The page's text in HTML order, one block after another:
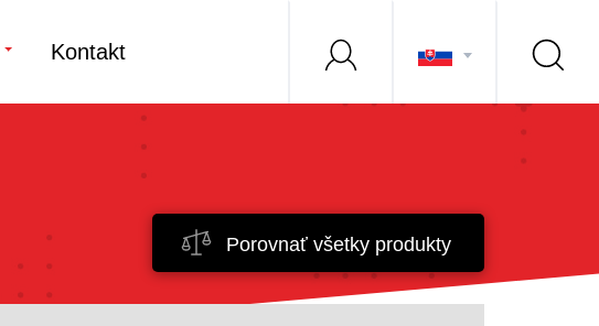
Kontakt
Porovnať všetky produkty